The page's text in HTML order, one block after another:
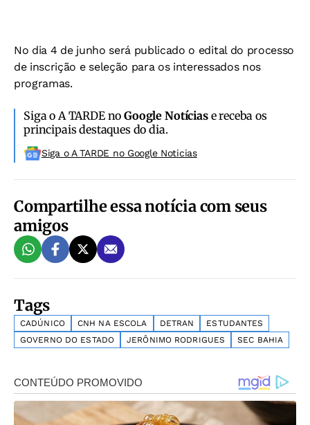
No dia 4 de junho será publicado o edital do processo
de inscrição e seleção para os interessados nos
programas.
Siga o A TARDE noGoogle Notíciase receba os
principais destaques do dia.
Siga o A TARDE no Google Noticias
Compartilhe essa notícia com seus
amigos
Tags
CADÚNICO CNH NA ESCOLA DETRAN
ESTUDANTES
GOVERNO DO ESTADO
JERÔNIMO RODRIGUES SEC BAHIA